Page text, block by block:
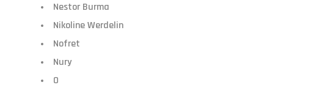
Nestor Burma
Nikoline Werdelin
Nofret
Nury
O